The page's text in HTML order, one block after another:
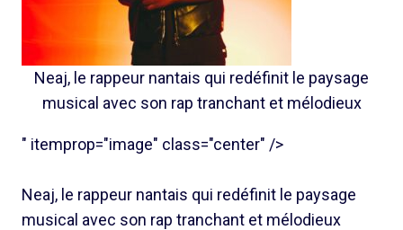
Neaj, le rappeur nantais qui redéfinit le paysage
musical avec son rap tranchant et mélodieux
" itemprop="image" class="center" />
Neaj, le rappeur nantais qui redéfinit le paysage
musical avec son rap tranchant et mélodieux